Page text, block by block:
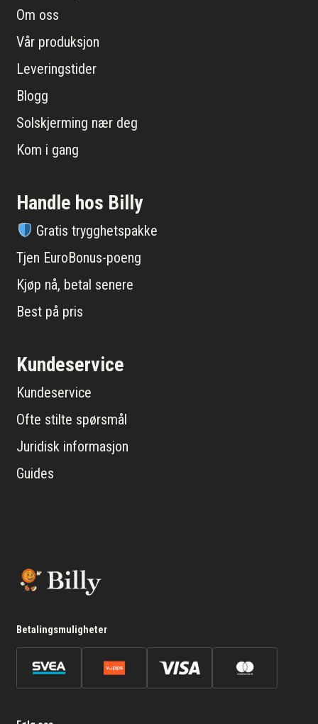
Om oss
Vår produksjon
Leveringstider
Blogg
Solskjerming nær deg
Kom i gang
Handle hos Billy
Gratis trygghetspakke
Tjen EuroBonus-poeng
Kjøp nå, betal senere
Best på pris
Kundeservice
Kundeservice
Ofte stilte spørsmål
Juridisk informasjon
Guides
Betalingsmuligheter